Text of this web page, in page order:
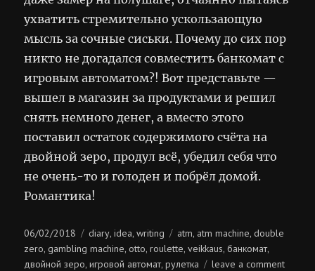
ухватить стремительно ускользающую
мысль за сочные сиськи. Почему до сих пор
никто не догадался совместить банкомат с
игровым автоматом?! Вот представьте —
вышел в магазин за продуктами и решил
снять немного денег, а вместо этого
поставил остаток содержимого счёта на
двойной зеро, продул всё, убедил себя что
не очень-то и голоден и побрёл домой.
Романтика!
Posted
on
06/02/2018 Categories
diary,idea,writing Tags
atm, atm machine,double
zero,gambling machine,otto,roulette,veikkaus,банкомат,
двойной зеро,игровой автомат,рулетка leave a commenton